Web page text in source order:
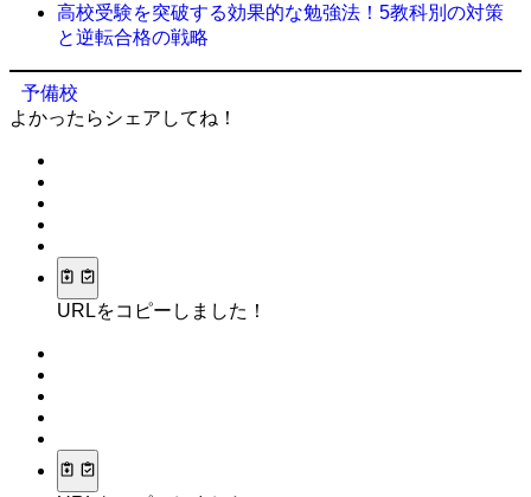
高校受験を突破する効果的な勉強法！5教科別の対策
と逆転合格の戦略
予備校
よかったらシェアしてね！
URLをコピーしました！